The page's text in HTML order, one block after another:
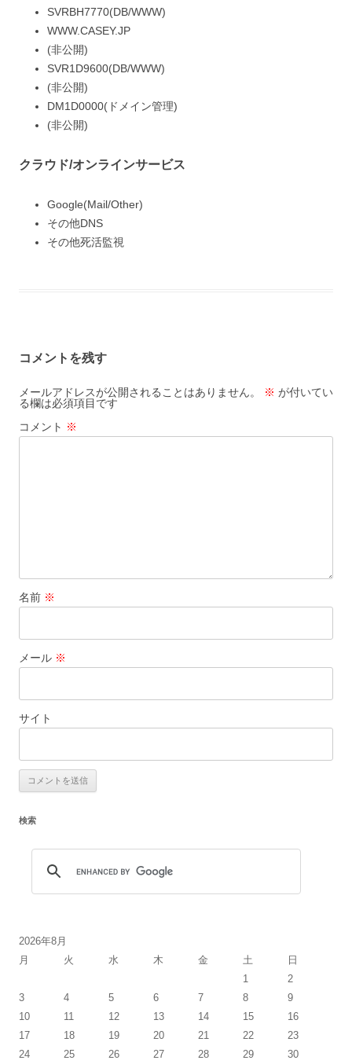
SVRBH7770(DB/WWW)
WWW.CASEY.JP
(非公開)
SVR1D9600(DB/WWW)
(非公開)
DM1D0000(ドメイン管理)
(非公開)
クラウド/オンラインサービス
Google(Mail/Other)
その他DNS
その他死活監視
コメントを残す
メールアドレスが公開されることはありません。 ※ が付いてい
る欄は必須項目です
コメント ※
名前 ※
メール ※
サイト
検索
2026年8月
月
火 水 木 金 土
日
1
2
3
4 5 6 7 8
9
10
11 12 13 14 15
16
17
18 19 20 21 22
23
24
25 26 27 28 29 30